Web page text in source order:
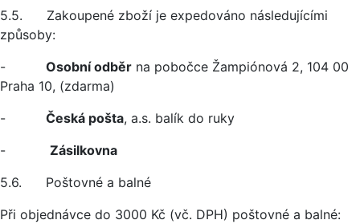
5.5. Zakoupené zboží je expedováno následujícími
způsoby:
- Osobní odběr na pobočce Žampiónová 2, 104 00
Praha 10, (zdarma)
- Česká pošta, a.s. balík do ruky
- Zásilkovna
5.6. Poštovné a balné
Při objednávce do 3000 Kč (vč. DPH) poštovné a balné: